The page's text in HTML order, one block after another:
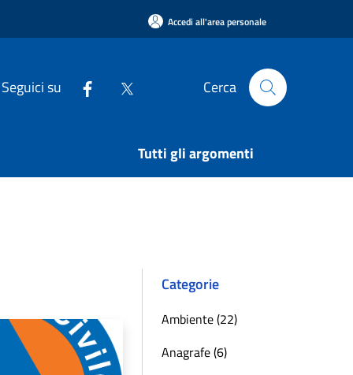
Accedi all'area personale
Seguici su Cerca
Tutti gli argomenti
Categorie
Ambiente (22)
Anagrafe (6)